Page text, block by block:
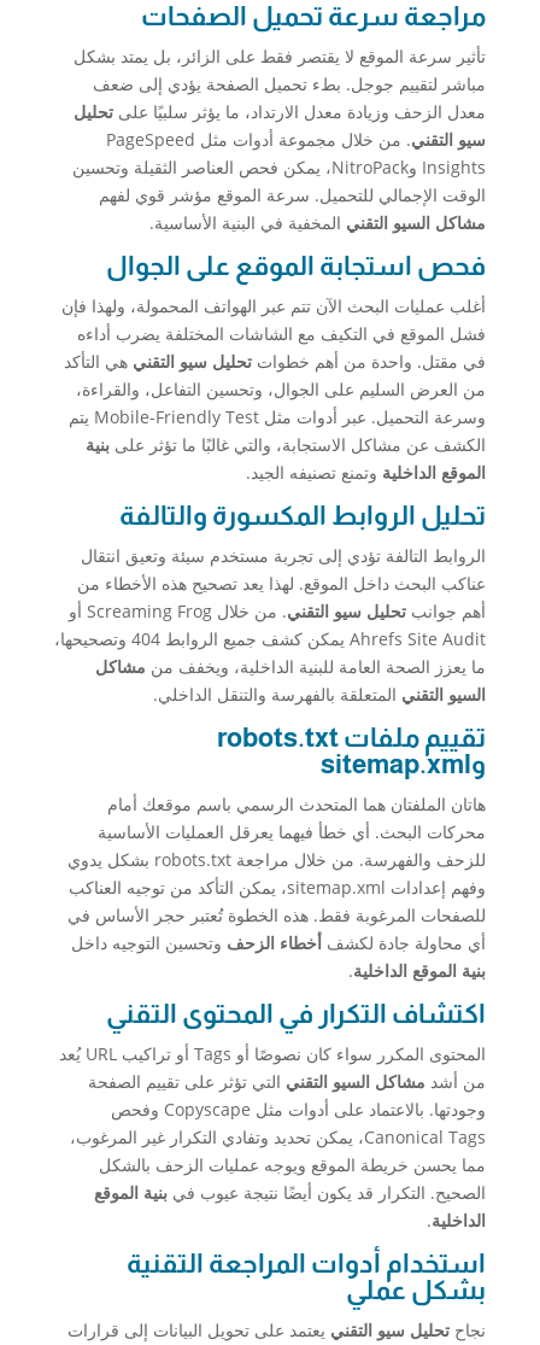
مراجعة سرعة تحميل الصفحات
تأثير سرعة الموقع لا يقتصر فقط على الزائر، بل يمتد بشكل
مباشر لتقييم جوجل. بطء تحميل الصفحة يؤدي إلى ضعف
معدل الزحف وزيادة معدل الارتداد، ما يؤثر سلبيًا على تحليل
سيو التقني
. من خلال مجموعة أدوات مثل PageSpeed
Insights وNitroPack، يمكن فحص العناصر الثقيلة وتحسين
الوقت الإجمالي للتحميل. سرعة الموقع مؤشر قوي لفهم
مشاكل السيو التقني المخفية في البنية الأساسية.
فحص استجابة الموقع على الجوال
أغلب عمليات البحث الآن تتم عبر الهواتف المحمولة، ولهذا فإن
فشل الموقع في التكيف مع الشاشات المختلفة يضرب أداءه
في مقتل. واحدة من أهم خطوات تحليل سيو التقني هي التأكد
من العرض السليم على الجوال، وتحسين التفاعل، والقراءة،
وسرعة التحميل. عبر أدوات مثل Mobile-Friendly Test يتم
الكشف عن مشاكل الاستجابة، والتي غالبًا ما تؤثر على بنية
الموقع الداخلية وتمنع تصنيفه الجيد.
تحليل الروابط المكسورة والتالفة
الروابط التالفة تؤدي إلى تجربة مستخدم سيئة وتعيق انتقال
عناكب البحث داخل الموقع. لهذا يعد تصحيح هذه الأخطاء من
أهم جوانب تحليل سيو التقني
. من خلال Screaming Frog أو
Ahrefs Site Audit يمكن كشف جميع الروابط 404 وتصحيحها،
ما يعزز الصحة العامة للبنية الداخلية، ويخفف من مشاكل
السيو التقني المتعلقة بالفهرسة والتنقل الداخلي.
تقييم ملفات robots.txt
وsitemap.xml
هاتان الملفتان هما المتحدث الرسمي باسم موقعك أمام
محركات البحث. أي خطأ فيهما يعرقل العمليات الأساسية
للزحف والفهرسة. من خلال مراجعة robots.txt بشكل يدوي
وفهم إعدادات sitemap.xml، يمكن التأكد من توجيه العناكب
للصفحات المرغوبة فقط. هذه الخطوة تُعتبر حجر الأساس في
أي محاولة جادة لكشف أخطاء الزحف وتحسين التوجيه داخل
بنية الموقع الداخلية.
اكتشاف التكرار في المحتوى التقني
المحتوى المكرر سواء كان نصوصًا أو Tags أو تراكيب URL يُعد
من أشد مشاكل السيو التقني التي تؤثر على تقييم الصفحة
وجودتها. بالاعتماد على أدوات مثل Copyscape وفحص
Canonical Tags، يمكن تحديد وتفادي التكرار غير المرغوب،
مما يحسن خريطة الموقع ويوجه عمليات الزحف بالشكل
الصحيح. التكرار قد يكون أيضًا نتيجة عيوب في بنية الموقع
الداخلية.
استخدام أدوات المراجعة التقنية
بشكل عملي
نجاح تحليل سيو التقني يعتمد على تحويل البيانات إلى قرارات